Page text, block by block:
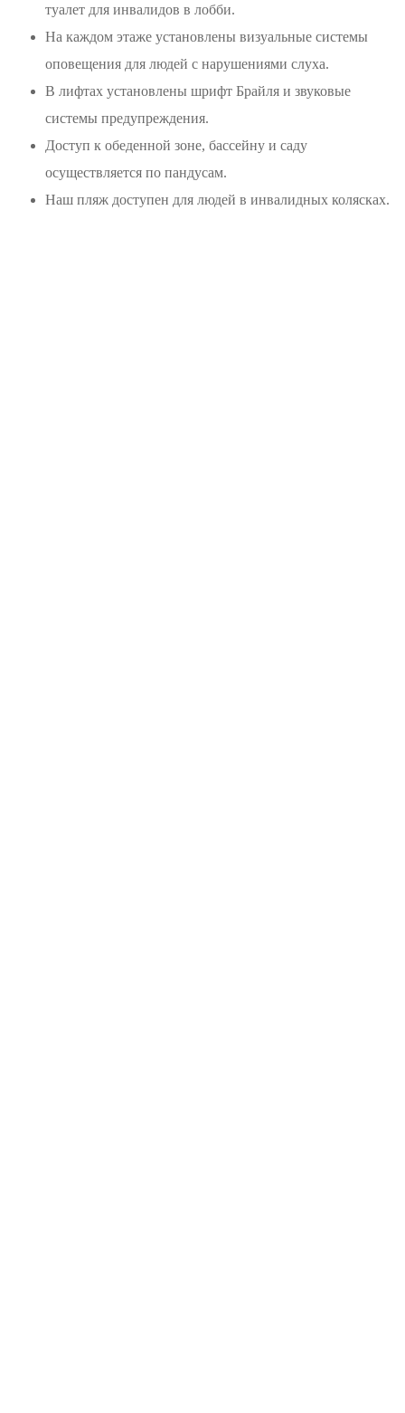
туалет для инвалидов в лобби.
На каждом этаже установлены визуальные системы
оповещения для людей с нарушениями слуха.
В лифтах установлены шрифт Брайля и звуковые
системы предупреждения.
Доступ к обеденной зоне, бассейну и саду
осуществляется по пандусам.
Наш пляж доступен для людей в инвалидных колясках.